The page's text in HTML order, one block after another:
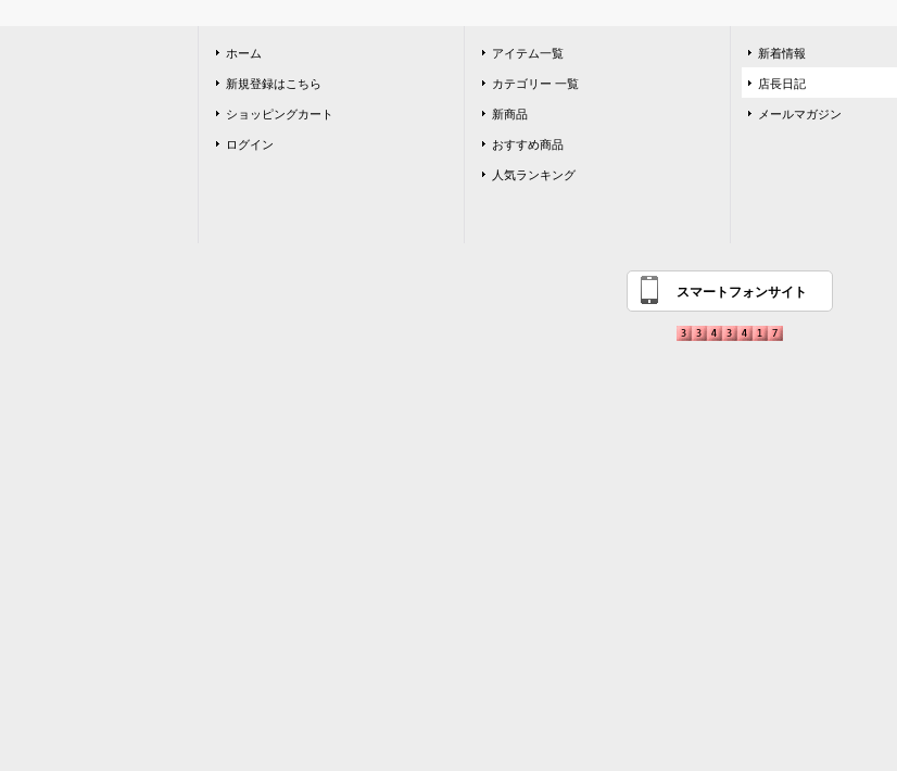
ホーム
新規登録はこちら
ショッピングカート
ログイン
アイテム一覧
カテゴリー 一覧
新商品
おすすめ商品
人気ランキング
新着情報
店長日記
メールマガジン
スマートフォンサイト